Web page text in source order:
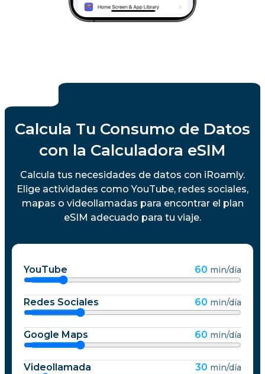
Calcula Tu Consumo de Datos
con la Calculadora eSIM
Calcula tus necesidades de datos con iRoamly.
Elige actividades como YouTube, redes sociales,
mapas o videollamadas para encontrar el plan
eSIM adecuado para tu viaje.
YouTube 60 min/día
Redes Sociales 60 min/día
Google Maps 60 min/día
Videollamada 30 min/día